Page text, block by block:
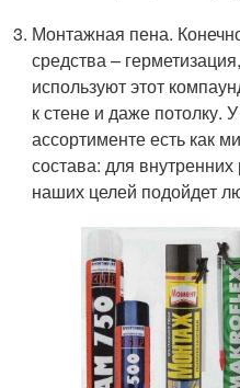
Монтажная пена.
средства –
используют этот
к стене и даже потолку.
ассортименте есть как
состава: для
наших целей подойдет